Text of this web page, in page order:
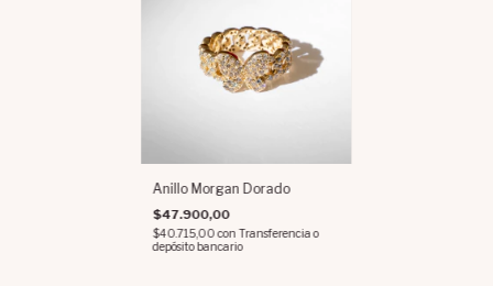
Anillo Morgan Dorado
$47.900,00
$40.715,00con Transferencia o
depósito bancario